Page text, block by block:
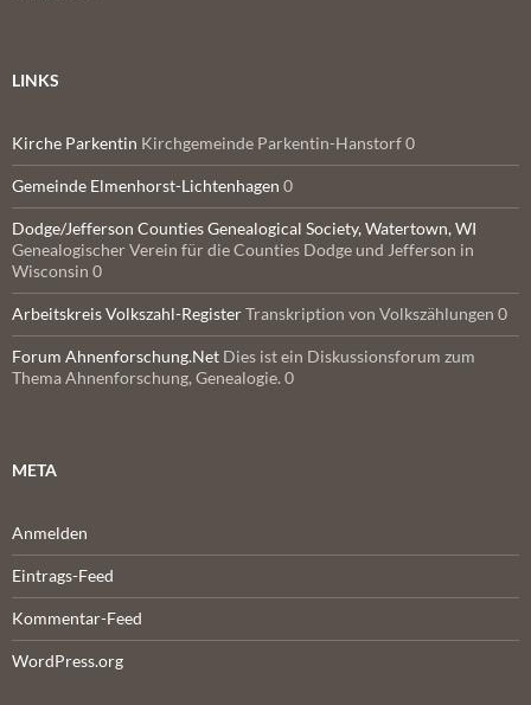
LINKS
Kirche Parkentin Kirchgemeinde Parkentin-Hanstorf 0
Gemeinde Elmenhorst-Lichtenhagen 0
Dodge/Jefferson Counties Genealogical Society, Watertown, WI
Genealogischer Verein für die Counties Dodge und Jefferson in
Wisconsin 0
Arbeitskreis Volkszahl-RegisterTranskription von Volkszählungen 0
Forum Ahnenforschung.Net Dies ist ein Diskussionsforum zum
Thema Ahnenforschung, Genealogie. 0
META
Anmelden
Eintrags-Feed
Kommentar-Feed
WordPress.org